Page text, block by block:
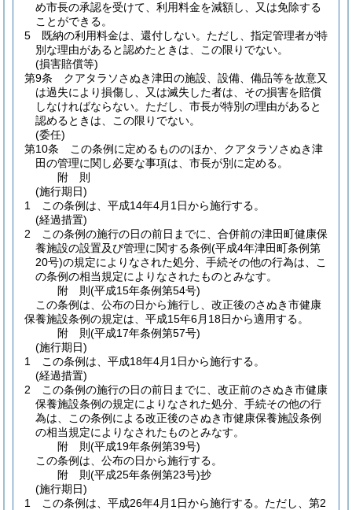
め市長の承認を受けて、利用料金を減額し、又は免除する
ことができる。
5
既納の利用料金は、還付しない。 ただし、指定管理者が特
別な理由があると認めたときは、この限りでない。
(損害賠償等)
第9条
クアタラソさぬき津田の施設、設備、備品等を故意又
は過失により損傷し、又は滅失した者は、その損害を賠償
しなければならない。 ただし、市長が特別の理由があると
認めるときは、この限りでない。
(委任)
第10条
この条例に定めるもののほか、クアタラソさぬき津
田の管理に関し必要な事項は、市長が別に定める。
附 則
(施行期日)
1
この条例は、平成14年4月1日から施行する。
(経過措置)
2
この条例の施行の日の前日までに、合併前の津田町健康保
養施設の設置及び管理に関する条例(平成4年津田町条例第
20号)の規定によりなされた処分、手続その他の行為は、こ
の条例の相当規定によりなされたものとみなす。
附 則(平成15年条例第54号)
この条例は、公布の日から施行し、改正後のさぬき市健康
保養施設条例の規定は、平成15年6月18日から適用する。
附 則(平成17年条例第57号)
(施行期日)
1
この条例は、平成18年4月1日から施行する。
(経過措置)
2
この条例の施行の日の前日までに、改正前のさぬき市健康
保養施設条例の規定によりなされた処分、手続その他の行
為は、この条例による改正後のさぬき市健康保養施設条例
の相当規定によりなされたものとみなす。
附 則(平成19年条例第39号)
この条例は、公布の日から施行する。
附 則(平成25年条例第23号)抄
(施行期日)
1
この条例は、平成26年4月1日から施行する。 ただし、第2